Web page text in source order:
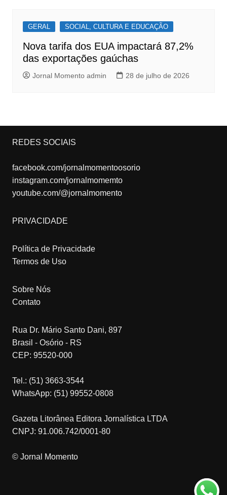
GERAL SOCIAL, CULTURA E EDUCAÇÃO
Nova tarifa dos EUA impactará 87,2%
das exportações gaúchas
Jornal Momento admin 28 de julho de 2026
REDES SOCIAIS
facebook.com/jornalmomentoosorio
instagram.com/jornalmomemto
youtube.com/@jornalmomento
PRIVACIDADE
Política de Privacidade
Termos de Uso
Sobre Nós
Contato
Rua Dr. Mário Santo Dani, 897
Brasil - Osório - RS
CEP: 95520-000
Tel.: (51) 3663-3544
WhatsApp: (51) 99552-0808
Gazeta Litorânea Editora Jornalística LTDA
CNPJ: 91.006.742/0001-80
© Jornal Momento